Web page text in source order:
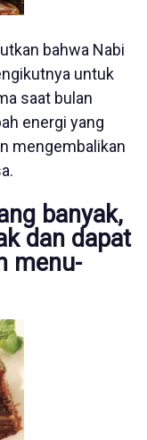
bahwa Nabi
untuk
saat bulan
energi yang
mengembalikan
banyak,
dan dapat
menu-